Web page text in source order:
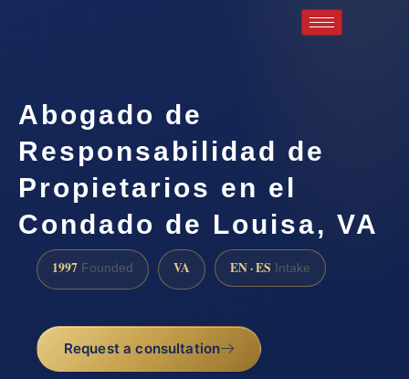
Abogado de
Responsabilidad de
Propietarios en el
Condado de Louisa, VA
1997 Founded VA EN · ES Intake
Request a consultation